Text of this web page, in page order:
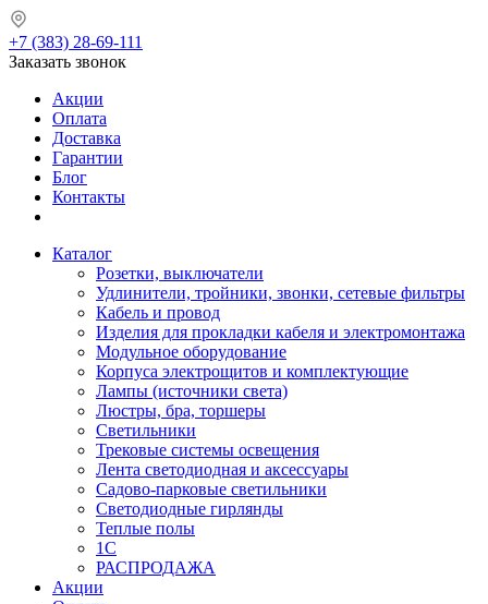
+7 (383) 28-69-111
Заказать звонок
Акции
Оплата
Доставка
Гарантии
Блог
Контакты
Каталог
Розетки, выключатели
Удлинители, тройники, звонки, сетевые фильтры
Кабель и провод
Изделия для прокладки кабеля и электромонтажа
Модульное оборудование
Корпуса электрощитов и комплектующие
Лампы (источники света)
Люстры, бра, торшеры
Светильники
Трековые системы освещения
Лента светодиодная и аксессуары
Садово-парковые светильники
Светодиодные гирлянды
Теплые полы
1С
РАСПРОДАЖА
Акции